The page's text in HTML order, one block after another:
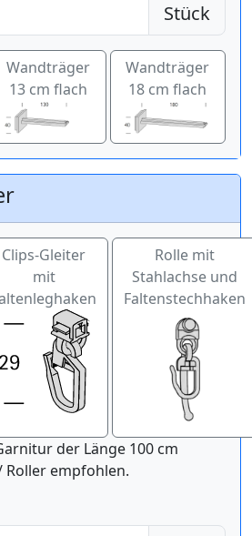
Stück
Wandträger
13 cm flach
Wandträger
18 cm flach
Clips-Gleiter
mit
Rolle mit
Stahlachse und
Faltenstechhaken
der Länge 100 cm
Roller empfohlen.